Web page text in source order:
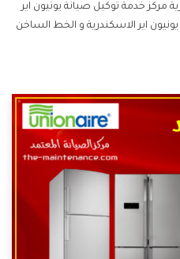
مركز خدمة توكيل صيانة يونيون اير
اير الاسكندرية و الخط الساخن